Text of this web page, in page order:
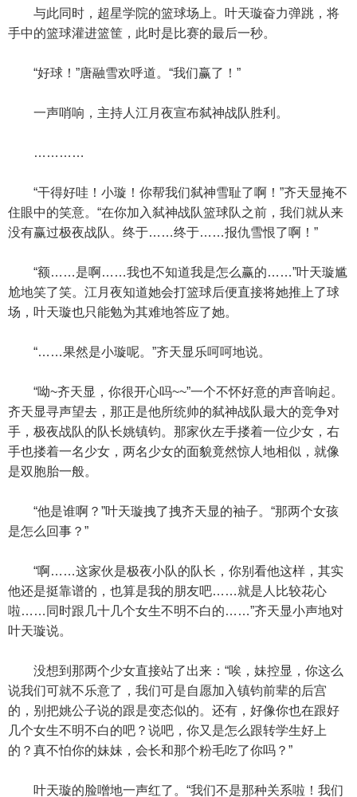
与此同时，超星学院的篮球场上。叶天璇奋力弹跳，将
手中的篮球灌进篮筐，此时是比赛的最后一秒。
“好球！”唐融雪欢呼道。“我们赢了！”
一声哨响，主持人江月夜宣布弑神战队胜利。
…………
“干得好哇！小璇！你帮我们弑神雪耻了啊！”齐天显掩不
住眼中的笑意。“在你加入弑神战队篮球队之前，我们就从来
没有赢过极夜战队。终于……终于……报仇雪恨了啊！”
“额……是啊……我也不知道我是怎么赢的……”叶天璇尴
尬地笑了笑。江月夜知道她会打篮球后便直接将她推上了球
场，叶天璇也只能勉为其难地答应了她。
“……果然是小璇呢。”齐天显乐呵呵地说。
“呦~齐天显，你很开心吗~~”一个不怀好意的声音响起。
齐天显寻声望去，那正是他所统帅的弑神战队最大的竞争对
手，极夜战队的队长姚镇钧。那家伙左手搂着一位少女，右
手也搂着一名少女，两名少女的面貌竟然惊人地相似，就像
是双胞胎一般。
“他是谁啊？”叶天璇拽了拽齐天显的袖子。“那两个女孩
是怎么回事？”
“啊……这家伙是极夜小队的队长，你别看他这样，其实
他还是挺靠谱的，也算是我的朋友吧……就是人比较花心
啦……同时跟几十几个女生不明不白的……”齐天显小声地对
叶天璇说。
没想到那两个少女直接站了出来：“唉，妹控显，你这么
说我们可就不乐意了，我们可是自愿加入镇钧前辈的后宫
的，别把姚公子说的跟是变态似的。还有，好像你也在跟好
几个女生不明不白的吧？说吧，你又是怎么跟转学生好上
的？真不怕你的妹妹，会长和那个粉毛吃了你吗？”
叶天璇的脸噌地一声红了。“我们不是那种关系啦！我们